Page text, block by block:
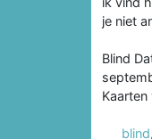
je niet
Blind
Kaarten
blind,